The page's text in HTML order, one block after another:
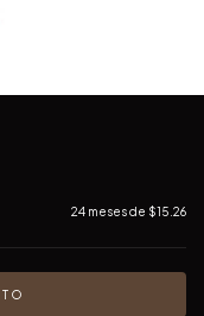
24 meses de $15.26